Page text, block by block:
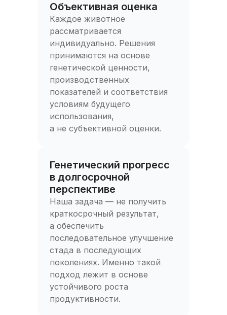
Объективная оценка
Каждое животное
рассматривается
индивидуально. Решения
принимаются на основе
генетической ценности,
производственных
показателей и соответствия
условиям будущего
использования,
а не субъективной оценки.
Генетический прогресс
в долгосрочной
перспективе
Наша задача — не получить
краткосрочный результат,
а обеспечить
последовательное улучшение
стада в последующих
поколениях. Именно такой
подход лежит в основе
устойчивого роста
продуктивности.